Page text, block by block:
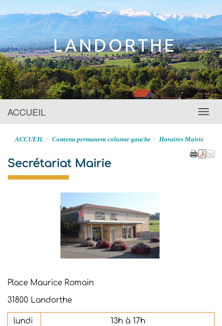
LANDORTHE
Menu
ACCUEIL
ACCUEIL Contenu permanent colonne gauche Horaires Mairie
Secrétariat Mairie
Place Maurice Romain
31800 Landorthe
lundi
13h à 17h